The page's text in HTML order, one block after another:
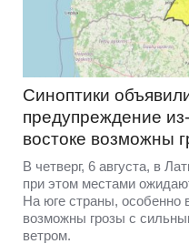
Синоптики
предупреждение
востоке возможны
В четверг, 6 августа, в
при этом местами
На юге страны, особенно
возможны грозы с
ветром.